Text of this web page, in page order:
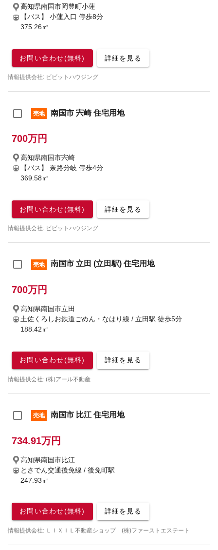
高知県南国市岡豊町小蓮
【バス】 小蓮入口 停歩8分
375.26㎡
お問い合わせ(無料) 詳細を見る
情報提供会社: ビビットハウジング
売地 南国市 宍崎 住宅用地
700万円
高知県南国市宍崎
【バス】 奈路分岐 停歩4分
369.58㎡
お問い合わせ(無料) 詳細を見る
情報提供会社: ビビットハウジング
売地 南国市 立田 (立田駅) 住宅用地
700万円
高知県南国市立田
土佐くろしお鉄道ごめん・なはり線 / 立田駅 徒歩5分
188.42㎡
お問い合わせ(無料) 詳細を見る
情報提供会社: (株)アール不動産
売地 南国市 比江 住宅用地
734.91万円
高知県南国市比江
とさでん交通後免線 / 後免町駅
247.93㎡
お問い合わせ(無料) 詳細を見る
情報提供会社: ＬＩＸＩＬ不動産ショップ (株)ファーストエステート